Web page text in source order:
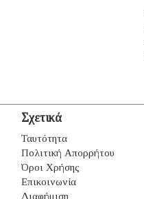
Σχετικά
Ταυτότητα
Πολιτική Απορρήτου
Όροι Χρήσης
Επικοινωνία
Διαφήμιση